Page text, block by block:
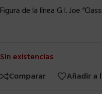
Figura de la línea G.I. Joe
Sin existencias
Comparar
Añadir a